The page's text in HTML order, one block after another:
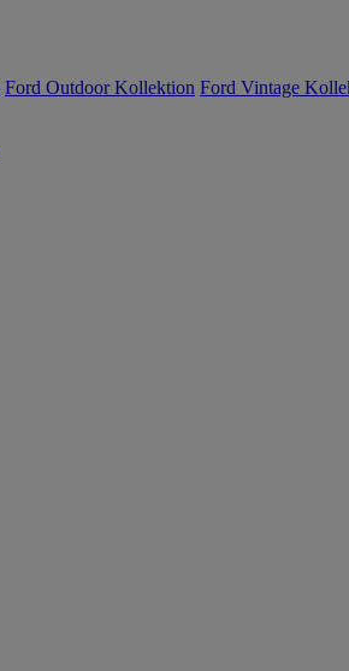
Ford Outdoor Kollektion Ford Vintage